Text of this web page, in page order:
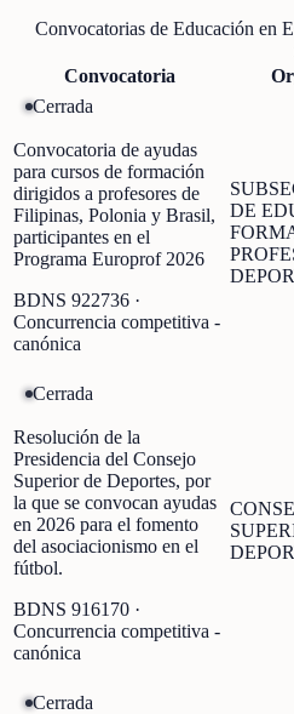
Convocatorias de Educación en
Convocatoria
Cerrada
Convocatoria de ayudas
para cursos de formación
dirigidos a profesores de
Filipinas, Polonia y Brasil,
participantes en el
Programa Europrof 2026
BDNS 922736 ·
Concurrencia competitiva -
canónica
DE
Cerrada
Resolución de la
Presidencia del Consejo
Superior de Deportes, por
la que se convocan ayudas
en 2026 para el fomento
del asociacionismo en el
fútbol.
BDNS 916170 ·
Concurrencia competitiva -
canónica
Cerrada